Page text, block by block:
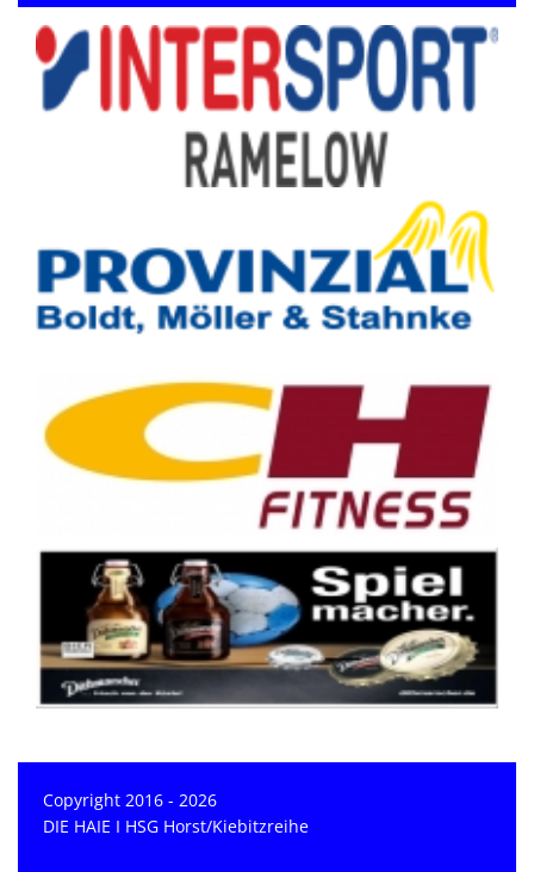
Copyright 2016 - 2026
DIE HAIE I HSG Horst/Kiebitzreihe